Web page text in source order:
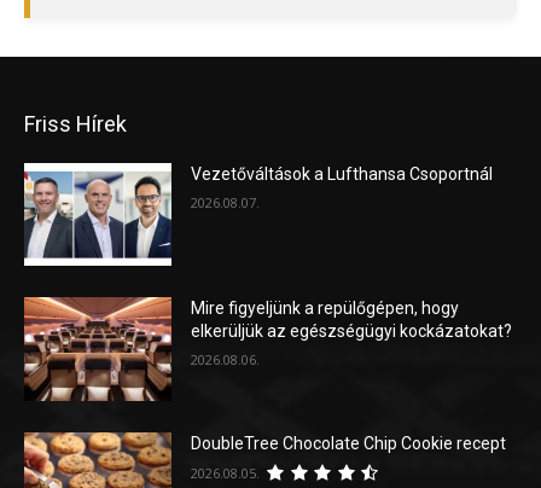
Friss Hírek
Vezetőváltások a Lufthansa Csoportnál
2026.08.07.
Mire figyeljünk a repülőgépen, hogy
elkerüljük az egészségügyi kockázatokat?
2026.08.06.
DoubleTree Chocolate Chip Cookie recept
2026.08.05.